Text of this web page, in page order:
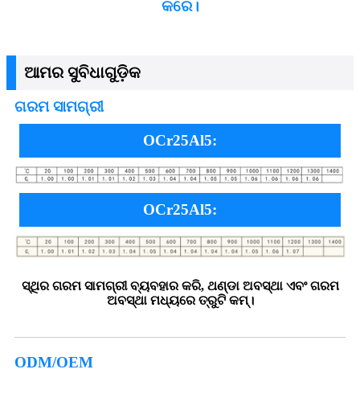
କରେ।
ଆମର ସୁବିଧାଗୁଡ଼ିକ
ଗରମ ସାମଗ୍ରୀ
OCr25Al5:
OCr25Al5:
ସ୍ଥିର ଗରମ ସାମଗ୍ରୀ ବ୍ୟବହାର କରି, ଥଣ୍ଡା ଅବସ୍ଥା ଏବଂ ଗରମ
ଅବସ୍ଥା ମଧ୍ୟରେ ତ୍ରୁଟି କମ୍।
ODM/OEM